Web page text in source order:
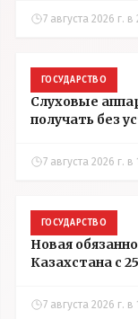
7 августа 2026 г. в
ГОСУДАРСТВО
Слуховые
получать без
7 августа 2026 г. в
ГОСУДАРСТВО
Новая
Казахстана с
7 августа 2026 г. в